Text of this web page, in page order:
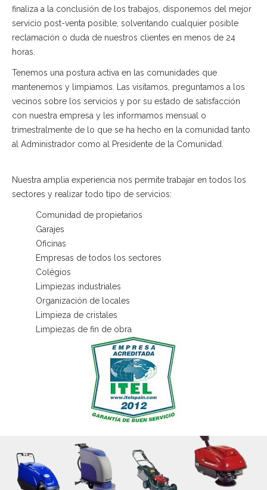
finaliza a la conclusión de los trabajos, disponemos del mejor
servicio post-venta posible, solventando cualquier posible
reclamación o duda de nuestros clientes en menos de 24
horas.
Tenemos una postura activa en las comunidades que
mantenemos y limpiamos. Las visitamos, preguntamos a los
vecinos sobre los servicios y por su estado de satisfacción
con nuestra empresa y les informamos mensual o
trimestralmente de lo que se ha hecho en la comunidad tanto
al Administrador como al Presidente de la Comunidad.
Nuestra amplia experiencia nos permite trabajar en todos los
sectores y realizar todo tipo de servicios:
Comunidad de propietarios
Garajes
Oficinas
Empresas de todos los sectores
Colégios
Limpiezas industriales
Organización de locales
Limpieza de cristales
Limpiezas de fin de obra